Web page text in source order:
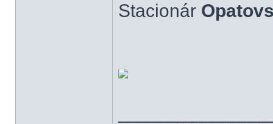
Stacionár